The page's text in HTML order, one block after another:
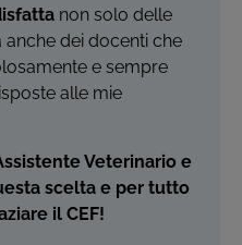
non solo delle
dei docenti che
e sempre
alle mie
Veterinario e
scelta e per tutto
il CEF!